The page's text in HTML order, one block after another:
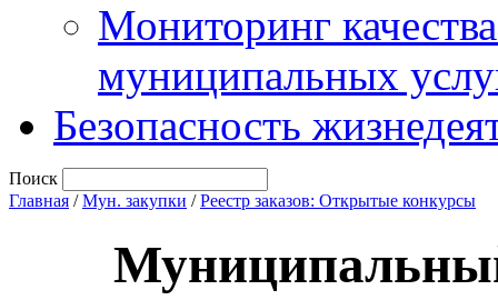
Мониторинг
муниципальных
Безопасность
Поиск
Главная /Мун. закупки /Реестр заказов: Открытые конкурсы